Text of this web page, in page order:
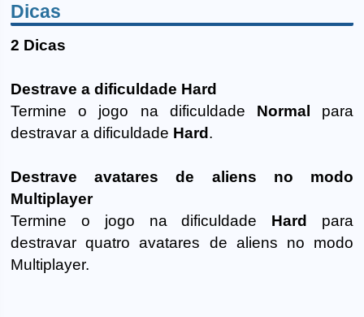
Dicas
2 Dicas
Destrave a dificuldade Hard
Termine o jogo na dificuldade Normal
para
destravar a dificuldade Hard .
Destrave avatares de aliens no modo
Multiplayer
Termine o jogo na dificuldade Hard
para
destravar quatro avatares de aliens no modo
Multiplayer.